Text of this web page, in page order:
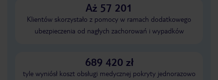
Aż 57 201
Klientów skorzystało z pomocy w ramach dodatkowego
ubezpieczenia od nagłych zachorowań i wypadków
689 420 zł
tyle wyniósł koszt obsługi medycznej pokryty jednorazowo